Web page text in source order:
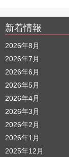
新着情報
2026年8月
2026年7月
2026年6月
2026年5月
2026年4月
2026年3月
2026年2月
2026年1月
2025年12月